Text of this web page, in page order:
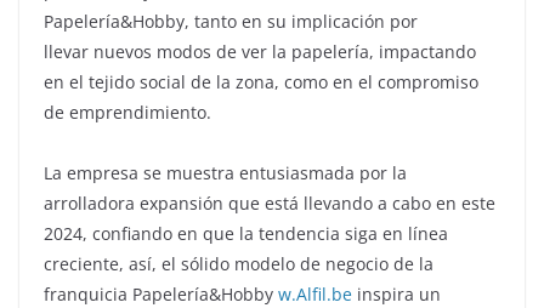
Papelería&Hobby, tanto en su implicación por
llevar nuevos modos de ver la papelería, impactando
en el tejido social de la zona, como en el compromiso
de emprendimiento.
La empresa se muestra entusiasmada por la
arrolladora expansión que está llevando a cabo en este
2024, confiando en que la tendencia siga en línea
creciente, así, el sólido modelo de negocio de la
franquicia Papelería&Hobby w.Alfil.be inspira un